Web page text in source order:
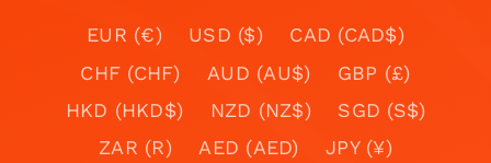
EUR (€) USD ($)
CAD (CAD$)
CHF (CHF)
AUD (AU$)
GBP (£)
HKD (HKD$)
NZD (NZ$)
SGD (S$)
ZAR (R)
AED (AED)
JPY (¥)